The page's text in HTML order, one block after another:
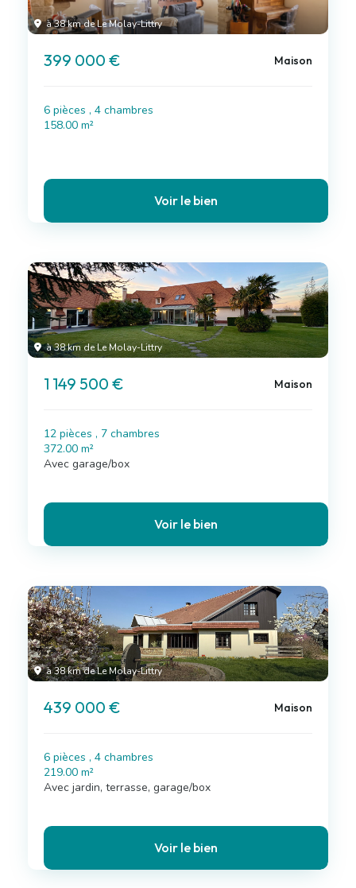
à 38 km de Le Molay-Littry
399 000 € Maison
6 pièces , 4 chambres
158.00 m²
Voir le bien
à 38 km de Le Molay-Littry
1 149 500 € Maison
12 pièces , 7 chambres
372.00 m²
Avec garage/box
Voir le bien
à 38 km de Le Molay-Littry
439 000 € Maison
6 pièces , 4 chambres
219.00 m²
Avec jardin, terrasse, garage/box
Voir le bien